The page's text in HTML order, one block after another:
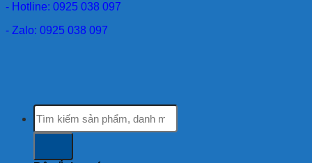
- Hotline: 0925 038 097
- Zalo: 0925 038 097
Tìm
kiếm: